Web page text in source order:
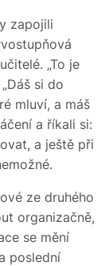
zapojili
„To je
si do
mluví, a máš
a říkali si:
a ještě při
ze druhého
organizačně,
se mění
poslední